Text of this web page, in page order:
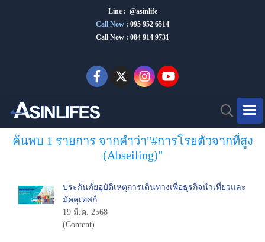
Line : @asinlife
Call Now : 095 952 6514
Call Now : 084 914 9731
ค้นพบ 1 รายการ จากคำว่า"#การโรยตัวจากที่สูง
(Abseiling)"
ประกันภัยอุบัติเหตุการเดินทางเพื่อธุรกิจนำเที่ยวและ
มัคคุเทศก์
19 มี.ค. 2568
(Content)